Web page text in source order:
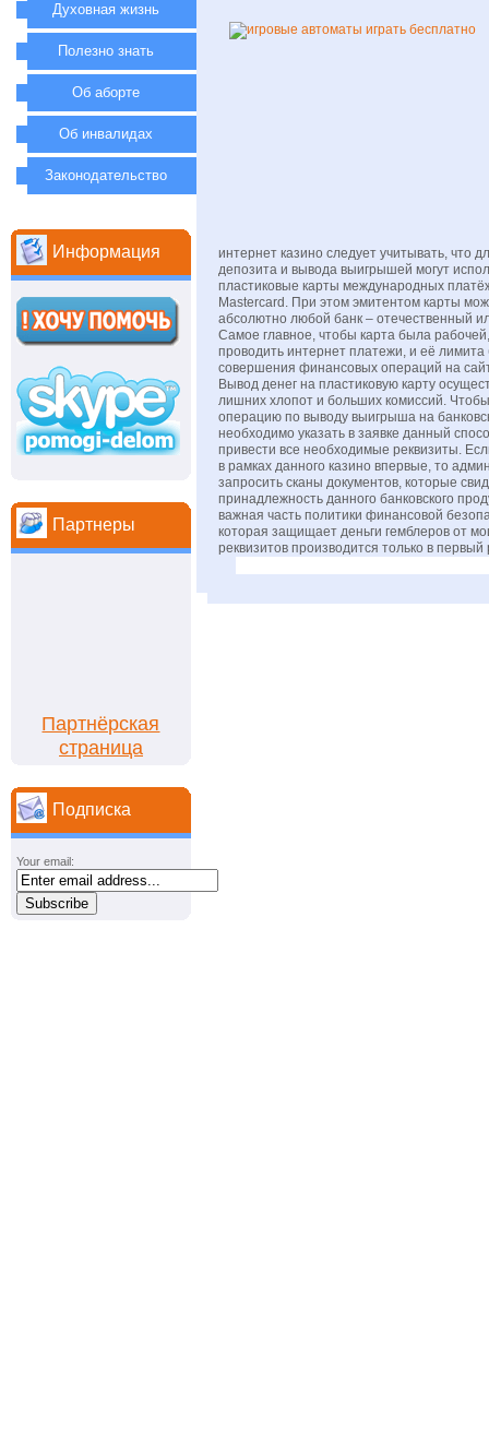
интернет казино следует учитывать, что
депозита и вывода выигрышей могут
пластиковые карты международных
Mastercard. При этом эмитентом карты
абсолютно любой банк – отечественный
Самое главное, чтобы карта была
проводить интернет платежи, и её
совершения финансовых операций на
Вывод денег на пластиковую карту
лишних хлопот и больших комиссий.
операцию по выводу выигрыша на
необходимо указать в заявке данный
привести все необходимые реквизиты.
в рамках данного казино впервые, то
запросить сканы документов, которые
принадлежность данного банковского
важная часть политики финансовой
которая защищает деньги гемблеров от
реквизитов производится только в первый
Духовная жизнь
Полезно знать
Об аборте
Об инвалидах
Законодательство
Информация
Партнеры
Партнёрская
страница
Подписка
Your email: